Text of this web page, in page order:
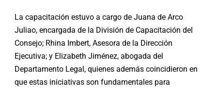
La capacitación estuvo a cargo de Juana de Arco
Juliao, encargada de la División de Capacitación del
Consejo; Rhina Imbert, Asesora de la Dirección
Ejecutiva; y Elizabeth Jiménez, abogada del
Departamento Legal, quienes además coincidieron en
que estas iniciativas son fundamentales para